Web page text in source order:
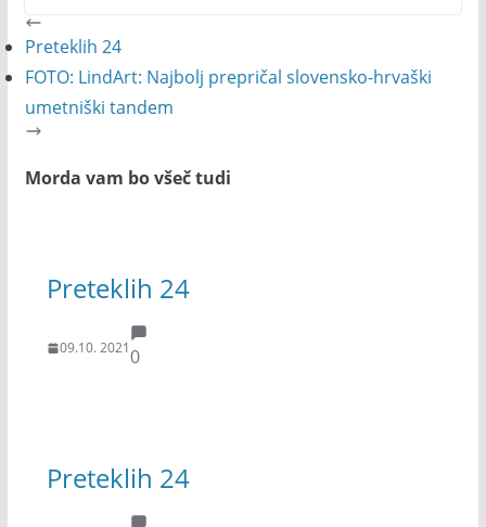
Preteklih 24
FOTO: LindArt: Najbolj prepričal slovensko-hrvaški
umetniški tandem
Morda vam bo všeč tudi
Preteklih 24
09.10. 20210
Preteklih 24